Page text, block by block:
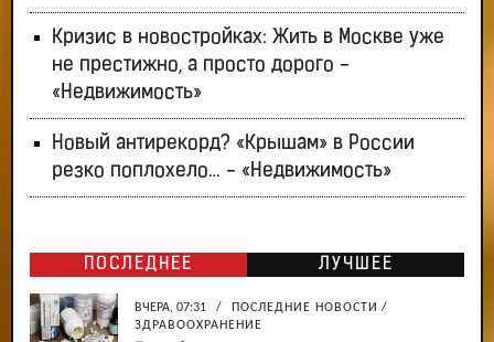
Кризис в новостройках: Жить в Москве уже
не престижно, а просто дорого -
«Недвижимость»
Новый антирекорд? «Крышам» в России
резко поплохело… - «Недвижимость»
ПОСЛЕДНЕЕ ЛУЧШЕЕ
ВЧЕРА, 07:31 / ПОСЛЕДНИЕ НОВОСТИ /
ЗДРАВООХРАНЕНИЕ